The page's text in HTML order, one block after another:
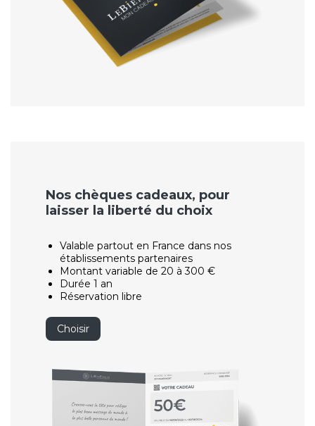
Nos chèques cadeaux, pour
laisser la liberté du choix
Valable partout en France dans nos
établissements partenaires
Montant variable de 20 à 300 €
Durée 1 an
Réservation libre
Choisir